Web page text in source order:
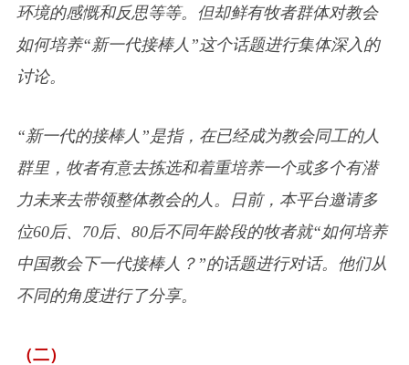
环境的感慨和反思等等。但却鲜有牧者群体对教会
如何培养“新一代接棒人”这个话题进行集体深入的
讨论。
“新一代的接棒人”是指，在已经成为教会同工的人
群里，牧者有意去拣选和着重培养一个或多个有潜
力未来去带领整体教会的人。日前，本平台邀请多
位60后、70后、80后不同年龄段的牧者就“如何培养
中国教会下一代接棒人？”的话题进行对话。他们从
不同的角度进行了分享。
（二）